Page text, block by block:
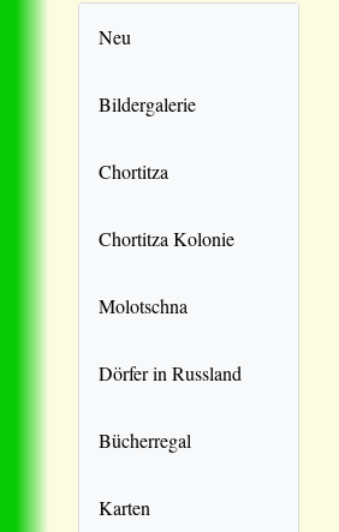
Neu
Bildergalerie
Chortitza
Chortitza Kolonie
Molotschna
Dörfer in Russland
Bücherregal
Karten